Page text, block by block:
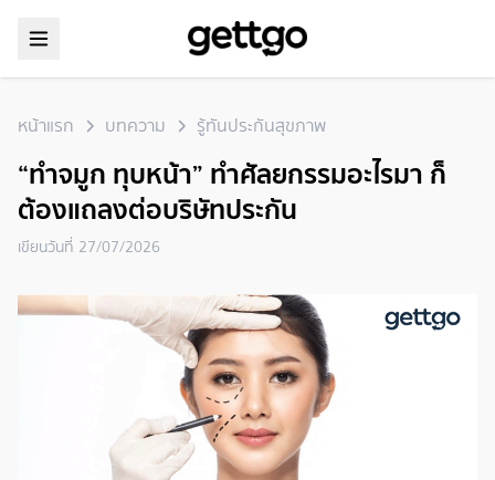
หน้าแรก บทความ รู้ทันประกันสุขภาพ
“ทำจมูก ทุบหน้า” ทำศัลยกรรมอะไรมา ก็
ต้องแถลงต่อบริษัทประกัน
เขียนวันที่ 27/07/2026